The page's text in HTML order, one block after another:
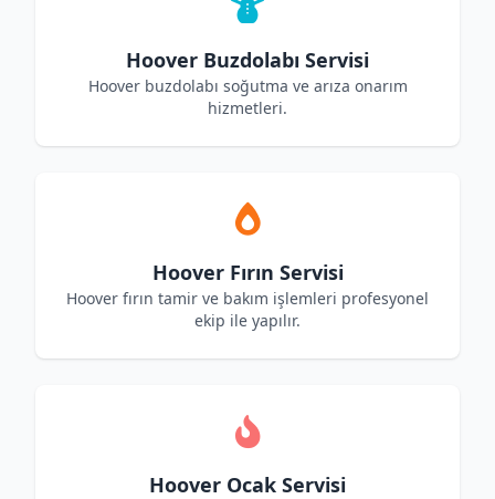
Hoover Buzdolabı Servisi
Hoover buzdolabı soğutma ve arıza onarım
hizmetleri.
Hoover Fırın Servisi
Hoover fırın tamir ve bakım işlemleri profesyonel
ekip ile yapılır.
Hoover Ocak Servisi